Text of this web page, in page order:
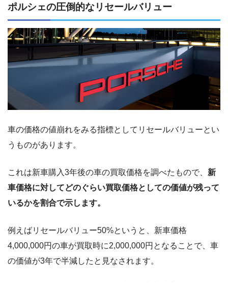
ポルシェの圧倒的なリセールバリュー
車の価格の値崩れをみる指標としてリセールバリューとい
うものがあります。
これは新車購入3年後の車の買取価格を調べたもので、 新
車価格に対してどのぐらい買取価格としての価値が残って
いるかを割合で示します。
例えばリセールバリュー50%というと、新車価格
4,000,000円の車が買取時に2,000,000円となることで、車
の価値が3年で半減したと見なされます。